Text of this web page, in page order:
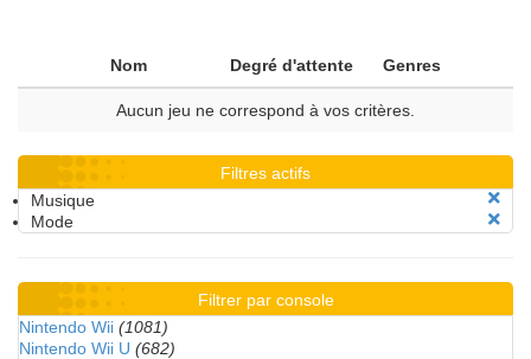
Nom Degré d'attente Genres
Aucun jeu ne correspond à vos critères.
Filtres actifs
Musique
Mode
Filtrer par console
Nintendo Wii (1081)
Nintendo Wii U (682)